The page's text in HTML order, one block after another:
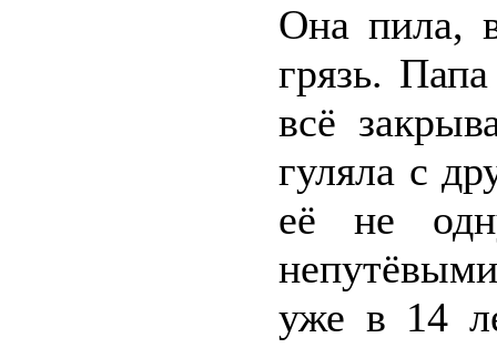
Она пила,
грязь.
всё
гуляла с
её не
уже в 14